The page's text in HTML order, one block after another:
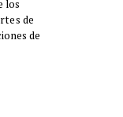
los
de
de